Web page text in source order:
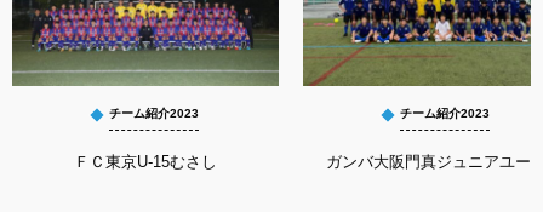
チーム紹介2023
ＦＣ東京U-15むさし
チーム紹介2023
ガンバ大阪門真ジュニアユー